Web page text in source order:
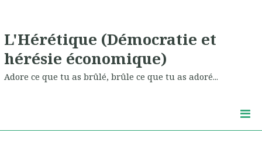
L'Hérétique (Démocratie et
hérésie économique)
Adore ce que tu as brûlé, brûle ce que tu as adoré...